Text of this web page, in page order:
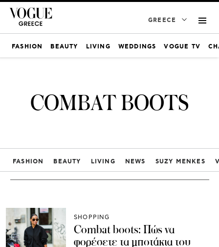
GREECE
FASHION BEAUTY LIVING WEDDINGS VOGUE TV
COMBAT BOOTS
FASHION BEAUTY LIVING NEWS SUZY MENKES
SHOPPING
Combat boots: Πώς να
φορέσετε τα μποτάκια του